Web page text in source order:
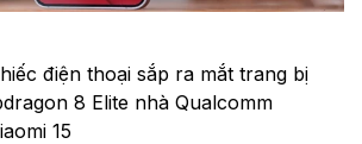
điện thoại sắp ra mắt trang bị
8 Elite nhà Qualcomm
15